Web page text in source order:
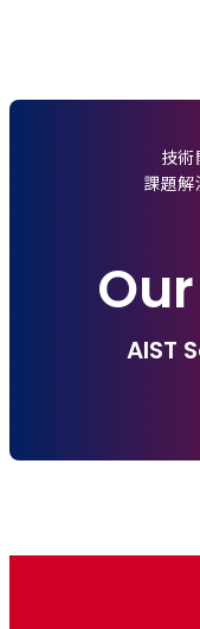
技
課題
AIST